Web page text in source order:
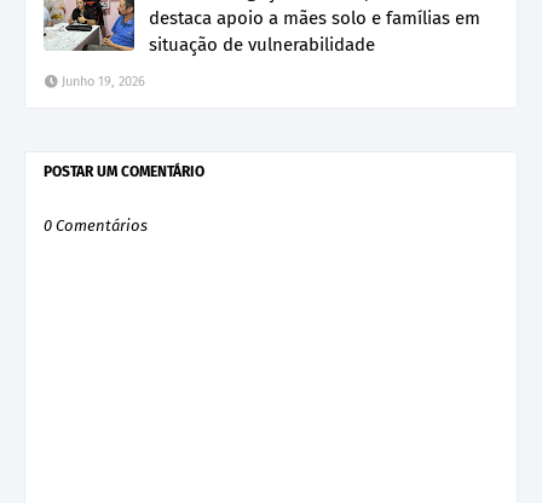
destaca apoio a mães solo e famílias em
situação de vulnerabilidade
Junho 19, 2026
POSTAR UM COMENTÁRIO
0 Comentários